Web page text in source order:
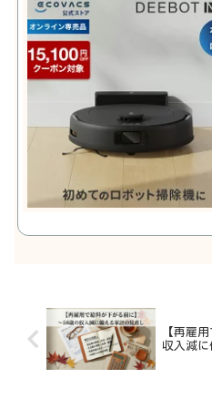
【再雇
収入減に